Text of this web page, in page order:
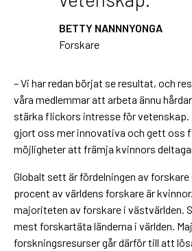
BETTY NANNNYONGA
Forskare
– Vi har redan börjat se resultat, och
våra medlemmar att arbeta ännu
stärka flickors intresse för vetenskap.
gjort oss mer innovativa och gett oss
möjligheter att främja kvinnors
Globalt sett är fördelningen av forskare
procent av världens forskare är
majoriteten av forskare i västvärlden.
mest forskartäta länderna i världen.
forskningsresurser går därför till att